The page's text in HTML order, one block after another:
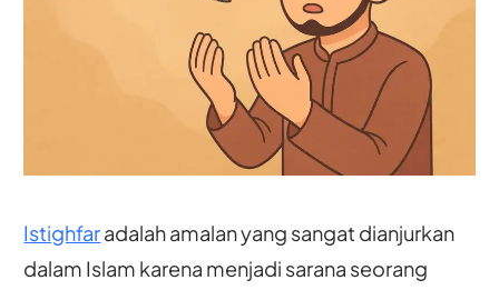
Istighfaradalah amalan yang sangat dianjurkan
dalam Islam karena menjadi sarana seorang